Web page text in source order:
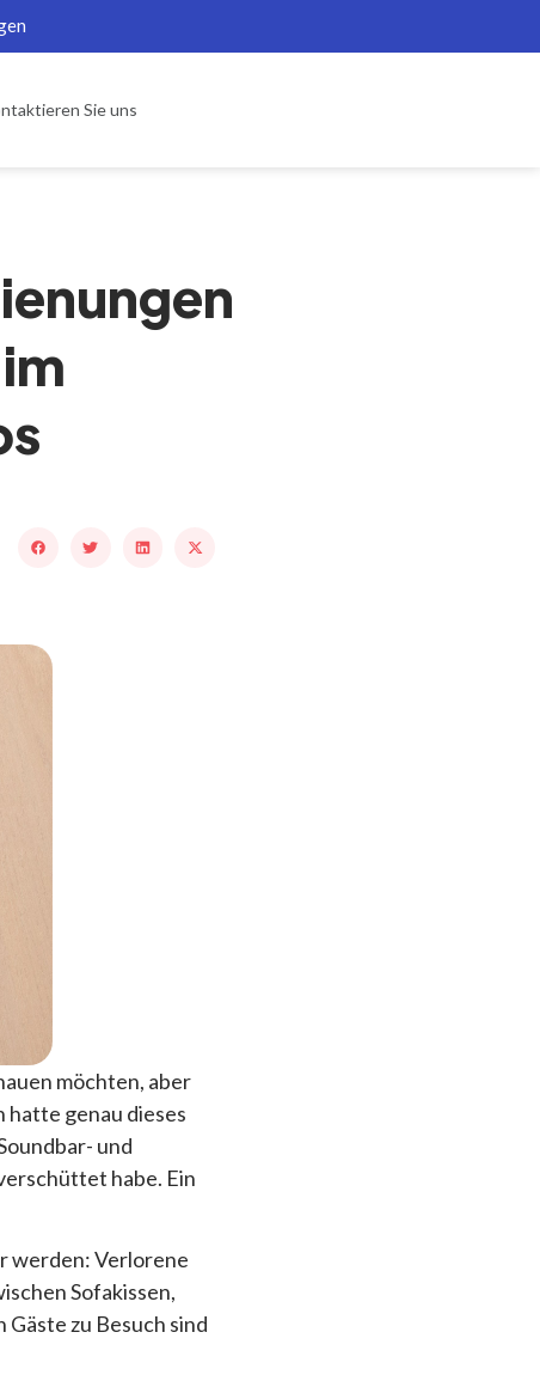
Sie uns
möchten, aber
hatte genau dieses
und
habe. Ein
werden: Verlorene
Sofakissen,
Gäste zu Besuch sind